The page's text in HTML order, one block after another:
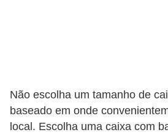
Não escolha um tamanho de
baseado em onde
local. Escolha uma caixa com
e
s
,